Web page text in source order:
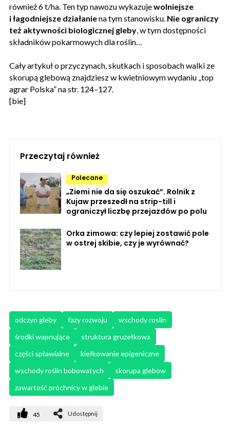
również 6 t/ha. Ten typ nawozu wykazujewolniejsze
i łagodniejsze działaniena tym stanowisku. Nie ograniczy
też aktywności biologicznej gleby , w tym dostępności
składników pokarmowych dla roślin…
Cały artykuł o przyczynach, skutkach i sposobach walki ze
skorupą glebową znajdziesz w kwietniowym wydaniu „top
agrar Polska” na str. 124–127.
[bie]
Przeczytaj również
Polecane
„Ziemi nie da się oszukać”. Rolnik z
Kujaw przeszedł na strip-till i
ograniczył liczbę przejazdów po polu
Orka zimowa: czy lepiej zostawić pole
w ostrej skibie, czy je wyrównać?
odczyn gleby fazy rozwoju
wschody roslin
środki wapnujące
struktura gruzełkowa
części spławialne
kiełkowanie epigeniczne
wschody roślin bobowatych
skorupa glebow
zawartość próchnicy w glebie
45 Udostępnij